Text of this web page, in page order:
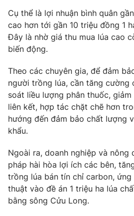
Câu chuyện quốc tế
Tài chính
Thị trường
Góc doanh nghiệp
Dữ liệu và đời sống
Truyền hình
Phim VTV
Hậu trường
Nhân vật
Khán giả
Giải sao mai
Giải trí
Điện ảnh
Âm nhạc
Đời sống
Du lịch
Làm đẹp
Chất lượng cuộc sống
Tuyển sinh
Học trực tuyến
Công nghệ
Hitech Công nghệ tương lai
Sản phẩm
Giao lưu trực tuyến
Cụ thể là lợi nhuận bình quân
cao hơn tới gần 10 triệu đồng 1
Đây là nhờ giá thu mua lúa cao
biến động.
Theo các chuyên gia, để đảm
người trồng lúa, cần tăng cường
soát liều lượng phân thuốc,
liên kết, hợp tác chặt chẽ hơn
hướng đến đảm bảo chất lượng
khẩu.
Ngoài ra, doanh nghiệp và nông
pháp hài hòa lợi ích các bên,
trồng lúa bán tín chỉ carbon,
thuật vào đề án 1 triệu ha lúa
bằng sông Cửu Long.